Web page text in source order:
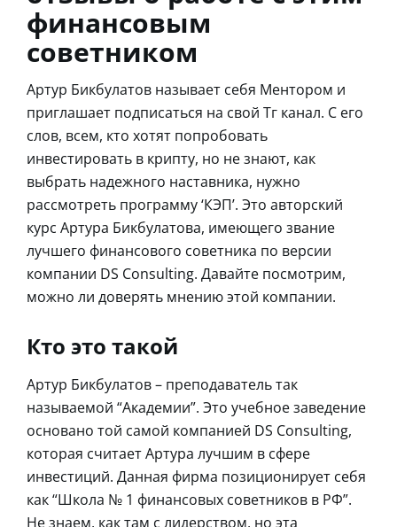
финансовым
советником
Артур Бикбулатов называет себя Ментором и
приглашает подписаться на свой Тг канал. С его
слов, всем, кто хотят попробовать
инвестировать в крипту, но не знают, как
выбрать надежного наставника, нужно
рассмотреть программу ‘КЭП’. Это авторский
курс Артура Бикбулатова, имеющего звание
лучшего финансового советника по версии
компании DS Consulting. Давайте посмотрим,
можно ли доверять мнению этой компании.
Кто это такой
Артур Бикбулатов – преподаватель так
называемой “Академии”. Это учебное заведение
основано той самой компанией DS Consulting,
которая считает Артура лучшим в сфере
инвестиций. Данная фирма позиционирует себя
как “Школа № 1 финансовых советников в РФ”.
Не знаем, как там с лидерством, но эта